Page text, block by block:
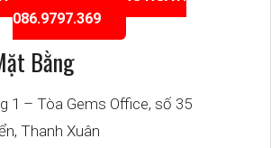
086.9797.369
Bằng
1 – Tòa Gems Office, số 35
Thanh Xuân